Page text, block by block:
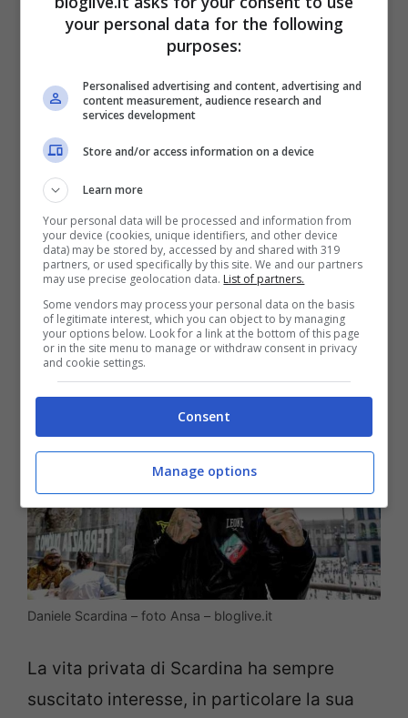
La carriera di Scardina prosegue con la
vittoria del titolo WBO Intercontinentale dei
supermedi nel 2021, ma il 2022 segna un
momento difficile: la sconfitta per KO
tecnico contro Giovanni De Carolis e
l’annullamento della rivincita a causa di
problemi di peso. Un ulteriore colpo arriva
nel 2023, quando ungrave malorelo
costringe a una pausa forzata dalla boxe.
Daniele Scardina – foto Ansa – bloglive.it
La vita privata di Scardina ha sempre
suscitato interesse, in particolare la sua
your personal data for the following
purposes:
Personalised advertising and content, advertising and
content measurement, audience research and
services development
Store and/or access information on a device
Learn more
Your personal data will be processed and information from
your device (cookies, unique identifiers, and other device
data) may be stored by, accessed by and shared with 319
partners, or used specifically by this site. We and our partners
may use precise geolocation data. List of partners.
Some vendors may process your personal data on the basis
of legitimate interest, which you can object to by managing
your options below. Look for a link at the bottom of this page
or in the site menu to manage or withdraw consent in privacy
and cookie settings.
Consent
Manage options